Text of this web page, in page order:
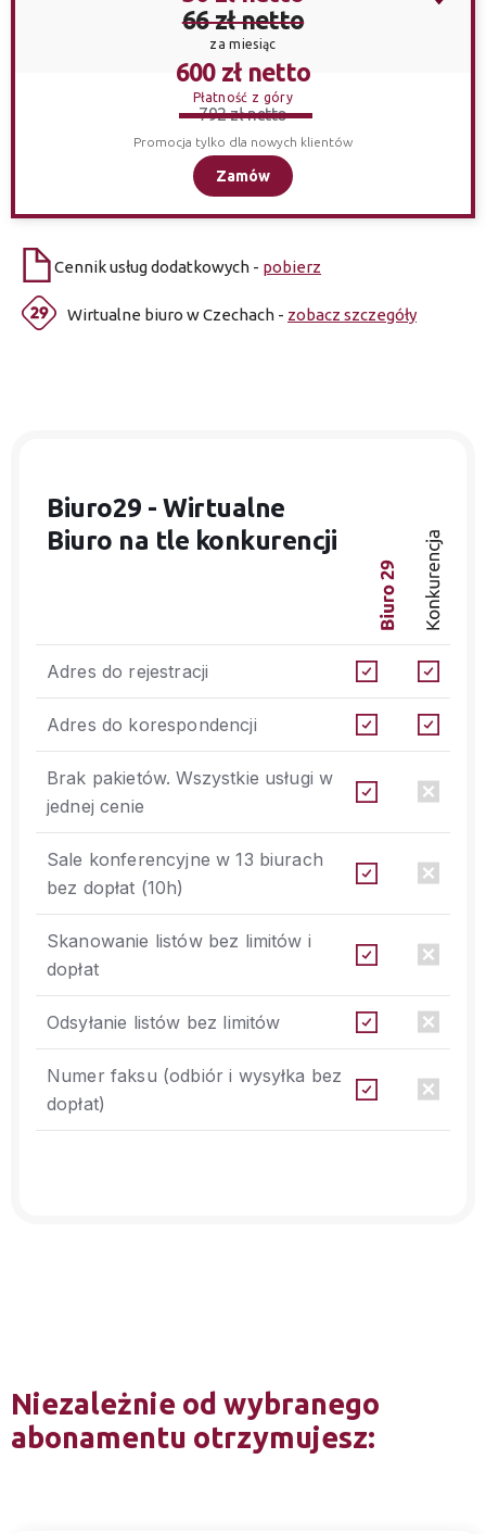
66 zł netto
za miesiąc
600 zł netto
Płatność z góry
792 zł netto
Promocja tylko dla nowych klientów
Zamów
Cennik usług dodatkowych - pobierz
Wirtualne biuro w Czechach - zobacz szczegóły
Biuro29 - Wirtualne
Biuro na tle konkurencji
Adres do rejestracji
Adres do korespondencji
Brak pakietów. Wszystkie usługi w
jednej cenie
Sale konferencyjne w 13 biurach
bez dopłat (10h)
Skanowanie listów bez limitów i
dopłat
Odsyłanie listów bez limitów
Numer faksu (odbiór i wysyłka bez
dopłat)
Niezależnie od wybranego
abonamentu otrzymujesz: